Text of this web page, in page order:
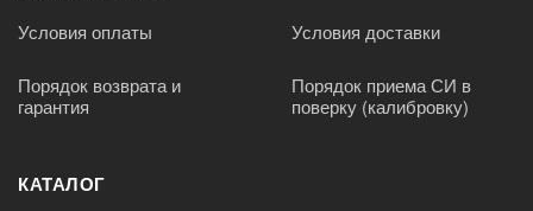
Условия оплаты Условия доставки
Порядок возврата и
гарантия
Порядок приема СИ в
поверку (калибровку)
КАТАЛОГ